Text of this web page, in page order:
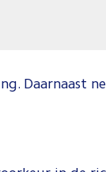
Daarnaast